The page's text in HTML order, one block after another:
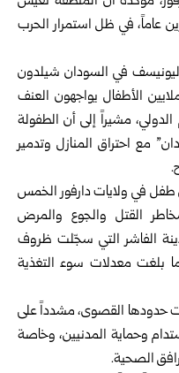
عاماً، في ظل استمرار الحرب
في السودان شيلدون
الأطفال يواجهون العنف
مشيراً إلى أن الطفولة
مع احتراق المنازل وتدمير
في ولايات دارفور الخمس
القتل والجوع والمرض
الفاشر التي سجّلت ظروف
بلغت معدلات سوء التغذية
حدودها القصوى، مشدداً على
وحماية المدنيين، وخاصة
الصحية.